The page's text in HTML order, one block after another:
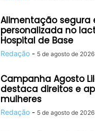
Alimentação segura
personalizada no
Hospital de Base
Redação - 5 de agosto de 2026
Campanha Agosto
destaca direitos e
mulheres
Redação - 5 de agosto de 2026